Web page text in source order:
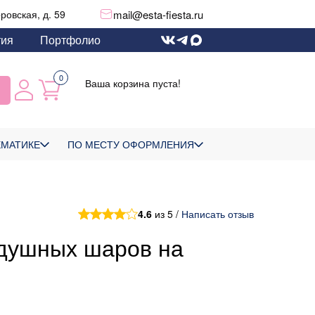
д. 59 mail@esta-fiesta.ru
Портфолио
0 Ваша корзина пуста!
ПО МЕСТУ ОФОРМЛЕНИЯ
4.6 из 5 / Написать отзыв
шаров на